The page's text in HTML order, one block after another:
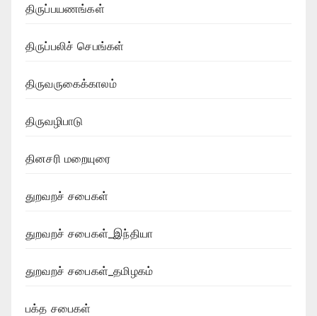
திருப்பயணங்கள்
திருப்பலிச் செபங்கள்
திருவருகைக்காலம்
திருவழிபாடு
தினசரி மறையுரை
துறவறச் சபைகள்
துறவறச் சபைகள்_இந்தியா
துறவறச் சபைகள்_தமிழகம்
பக்த சபைகள்